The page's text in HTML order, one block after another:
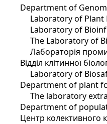
Department of
Laboratory of Plant
Laboratory of
The Laboratory of
Лабораторія
Відділ клітинної
Laboratory of
Department of plant
The laboratory
Department of
Центр колективного